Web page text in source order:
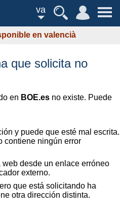
va
en valencià
que solicita no
en BOE.es no existe. Puede
y puede que esté mal escrita.
contiene ningún error
web desde un enlace erróneo
externo.
que está solicitando ha
otra dirección distinta.